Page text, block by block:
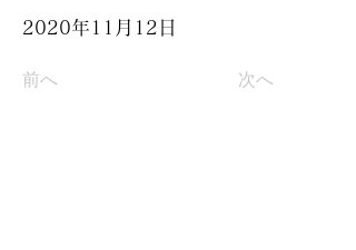
2020年11月12日
前へ 次へ